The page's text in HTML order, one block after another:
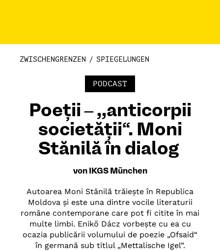
ZWISCHENGRENZEN SPIEGELUNGEN
PODCAST
Poeții ‒ ,,anticorpii
societății“. Moni
Stănilă în dialog
von IKGS München
Autoarea Moni Stănilă trăiește în Republica
Moldova și este una dintre vocile literaturii
române contemporane care pot fi citite în mai
multe limbi. Enikő Dácz vorbește cu ea cu
ocazia publicării volumului de poezie „Ofsaid“
în germană sub titlul „Mettalische Igel”.